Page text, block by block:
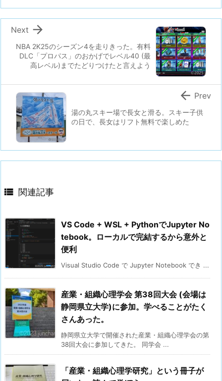
NBA 2K25のシーズン4を走りきった。有料
DLC「プロパス」のおかげでレベル40 (最
高レベル)までたどりつけたと言えよう

Next
湯の丸スキー場で長女と滑る。スキー子供
の日で、長女はリフト無料で楽しめた
 Prev
 関連記事
VS Code + WSL + PythonでJupyter No
tebook。ローカルで完結するから意外と
便利
Visual Studio Code で Jupyter Notebook でき ...
産業・組織心理学会 第38回大会 (会場は
静岡県立大学)に参加。学べることがたく
さんあった。
静岡県立大学で開催された産業・組織心理学会の第
38回大会に参加してきた。 同学会 ...
「産業・組織心理学研究」という冊子が